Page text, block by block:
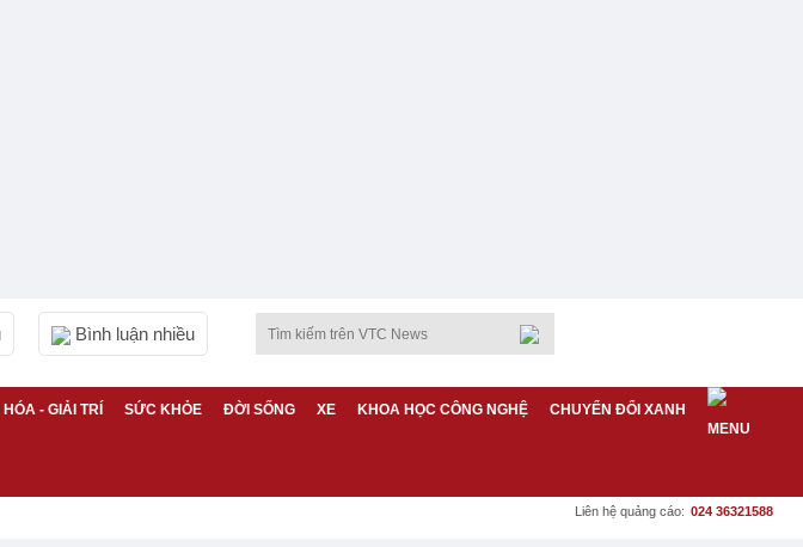
Bình luận nhiều
- GIẢI TRÍ SỨC KHỎE ĐỜI SỐNG XE KHOA HỌC CÔNG NGHỆ CHUYỂN ĐỔI XANH
Liên hệ quảng cáo: 024 36321588